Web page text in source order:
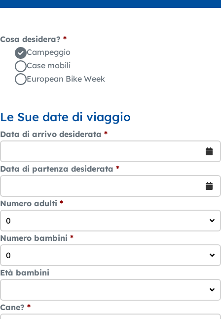
Cosa desidera? *
Campeggio
Case mobili
European Bike Week
Le Sue date di viaggio
Data di arrivo desiderata *
Data di partenza desiderata *
Numero adulti *
0
Numero bambini *
0
Età bambini
Cane? *